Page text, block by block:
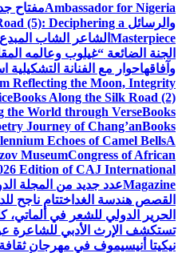
Ambassador for Nigeriaمفتاح
والرسائل (5): Deciphering a
Masterpiece الشاعر الشاب
الجنة الضائعة “غيلوب وعالمه
وآفاقهاحوار مع الفنانة التشكيلية
Reflecting the Moon, Integrity
Books Along the Silk Road (2)
the World through VerseBooks
Journey of Chang’anBooks
Echoes of Camel BellsA
MuseumCongress of African
Edition of CAJ International
Magazineعدد جديد من المجلة
القصص هندسة الغد اختتام ناجح
الحرير الدولي للشعر في ألماتي،
تستكشف الإرث الأدبي للشاعرة
نيكيتا أنيسيموف في مهرجان